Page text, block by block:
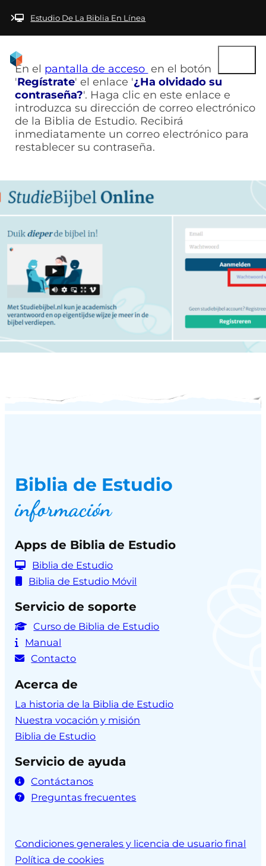
páginaEstudio De La Biblia En Línea
En el pantalla de acceso en el botón
'Regístrate' el enlace '¿Ha olvidado su
contraseña?'. Haga clic en este enlace e
introduzca su dirección de correo electrónico
de la Biblia de Estudio. Recibirá
inmediatamente un correo electrónico para
restablecer su contraseña.
Biblia de Estudio
información
Apps de Biblia de Estudio
Biblia de Estudio
Biblia de Estudio Móvil
Servicio de soporte
Curso de Biblia de Estudio
Manual
Contacto
Acerca de
La historia de la Biblia de Estudio
Nuestra vocación y misión
Biblia de Estudio
Servicio de ayuda
Contáctanos
Preguntas frecuentes
Condiciones generales y licencia de usuario final
Política de cookies